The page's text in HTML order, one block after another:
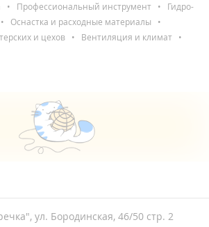
• Профессиональный инструмент •
Гидро-
• Оснастка и расходные материалы
•
и цехов
• Вентиляция и климат
•
ул. Бородинская, 46/50 стр. 2